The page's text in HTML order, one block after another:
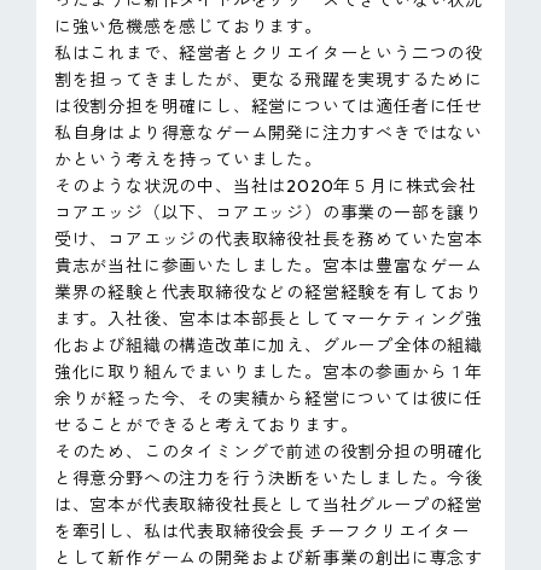
に強い危機感を感じております。
私はこれまで、経営者とクリエイターという二つの役
割を担ってきましたが、更なる飛躍を実現するために
は役割分担を明確にし、経営については適任者に任せ
私自身はより得意なゲーム開発に注力すべきではない
かという考えを持っていました。
そのような状況の中、当社は2020年５月に株式会社
コアエッジ（以下、コアエッジ）の事業の一部を譲り
受け、コアエッジの代表取締役社長を務めていた宮本
貴志が当社に参画いたしました。宮本は豊富なゲーム
業界の経験と代表取締役などの経営経験を有しており
ます。入社後、宮本は本部長としてマーケティング強
化および組織の構造改革に加え、グループ全体の組織
強化に取り組んでまいりました。宮本の参画から１年
余りが経った今、その実績から経営については彼に任
せることができると考えております。
そのため、このタイミングで前述の役割分担の明確化
と得意分野への注力を行う決断をいたしました。今後
は、宮本が代表取締役社長として当社グループの経営
を牽引し、私は代表取締役会長 チーフクリエイター
として新作ゲームの開発および新事業の創出に専念す